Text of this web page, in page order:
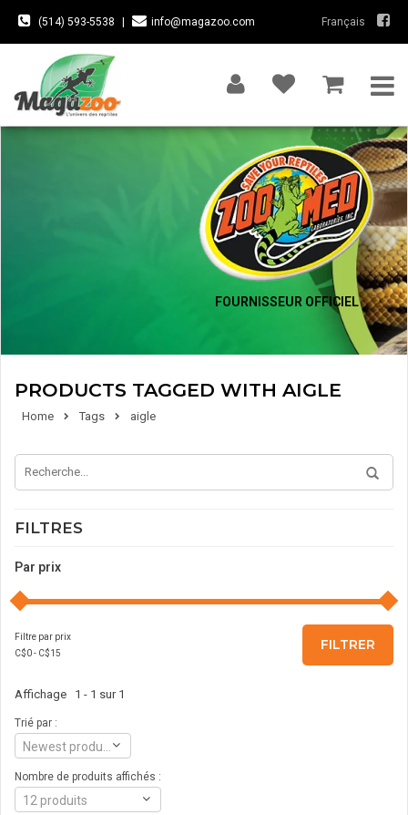
(514) 593-5538 info@magazoo.com Français
FOURNISSEUR OFFICIEL
PRODUCTS TAGGED WITH AIGLE
Home Tags aigle
FILTRES
Par prix
Filtre par prix
C$0- C$15
FILTRER
Affichage 1 - 1 sur 1
Trié par :
Nombre de produits affichés :
12 produits